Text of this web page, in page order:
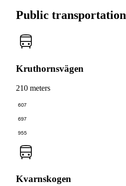
Public transportation
Kruthornsvägen
210 meters
607
697
955
Kvarnskogen